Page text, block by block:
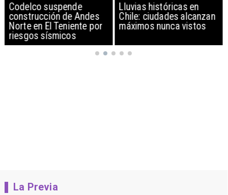
Codelco suspende
construcción de Andes
Norte en El Teniente por
riesgos sísmicos
Lluvias históricas en
Chile: ciudades alcanzan
máximos nunca vistos
La Previa